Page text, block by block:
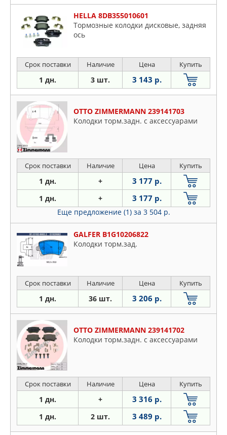
HELLA 8DB355010601
Тормозные колодки дисковые, задняя
ось
Срок поставки Наличие Цена Купить
1 дн. 3 шт. 3 143 р.
OTTO ZIMMERMANN 239141703
Колодки торм.задн. с аксессуарами
Срок поставки Наличие Цена Купить
1 дн. + 3 177 р.
1 дн. + 3 177 р.
Еще предложение (1) за 3 504 р.
GALFER B1G10206822
Колодки торм.зад.
Срок поставки Наличие Цена Купить
1 дн. 36 шт. 3 206 р.
OTTO ZIMMERMANN 239141702
Колодки торм.задн. с аксессуарами
Срок поставки Наличие Цена Купить
1 дн. + 3 316 р.
1 дн. 2 шт. 3 489 р.